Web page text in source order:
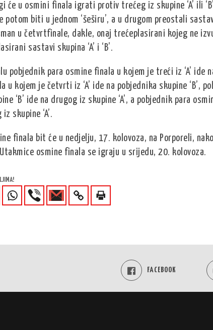
će u osmini finala igrati protiv trećeg iz skupine ‘A’ ili
će potom biti u jednom ‘šeširu’, a u drugom preostali
u četvrtfinale, dakle, onaj trećeplasirani kojeg ne
sastavi skupina ‘A’ i ‘B’.
pobjednik para osmine finala u kojem je treći iz ‘A’ ide
u kojem je četvrti iz ‘A’ ide na pobjednika skupine ‘B’,
‘B’ ide na drugog iz skupine ‘A’, a pobjednik para
skupine ‘A’.
finala bit će u nedjelju, 17. kolovoza, na Porporeli,
osmine finala se igraju u srijedu, 20. kolovoza.
FACEBOOK